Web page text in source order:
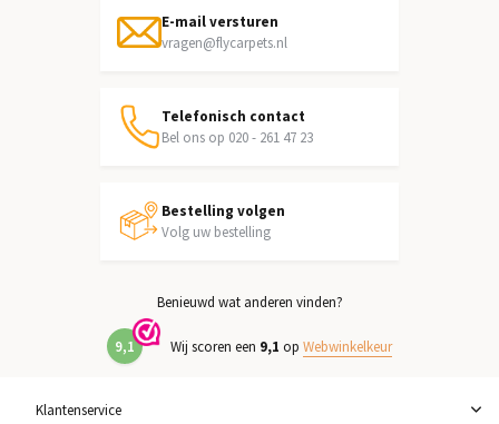
E-mail versturen
vragen@flycarpets.nl
Telefonisch contact
Bel ons op 020 - 261 47 23
Bestelling volgen
Volg uw bestelling
Benieuwd wat anderen vinden?
9,1 Wij scoren een 9,1 op Webwinkelkeur
Klantenservice